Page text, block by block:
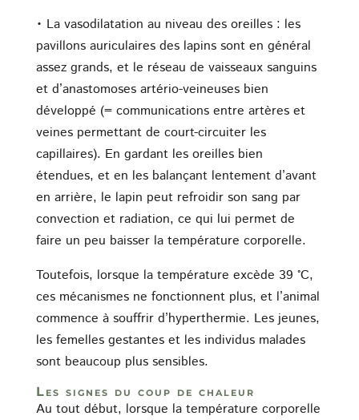
• La vasodilatation au niveau des oreilles : les
pavillons auriculaires des lapins sont en général
assez grands, et le réseau de vaisseaux sanguins
et d’anastomoses artério-veineuses bien
développé (= communications entre artères et
veines permettant de court-circuiter les
capillaires). En gardant les oreilles bien
étendues, et en les balançant lentement d’avant
en arrière, le lapin peut refroidir son sang par
convection et radiation, ce qui lui permet de
faire un peu baisser la température corporelle.
Toutefois, lorsque la température excède 39 °C,
ces mécanismes ne fonctionnent plus, et l’animal
commence à souffrir d’hyperthermie. Les jeunes,
les femelles gestantes et les individus malades
sont beaucoup plus sensibles.
Les signes du coup de chaleur
Au tout début, lorsque la température corporelle